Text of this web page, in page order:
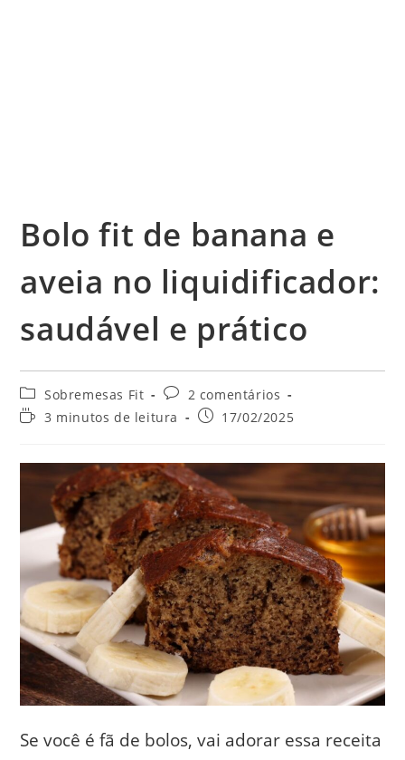
Bolo fit de banana e
aveia no liquidificador:
saudável e prático
Categoria
do
post:
Sobremesas Fit
Comentários
post:
2 comentários
Tempo3 minutos de leitura
Post17/02/2025
Se você é fã de bolos, vai adorar essa receita